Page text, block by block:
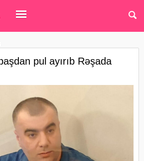
pul ayırıb Rəşada